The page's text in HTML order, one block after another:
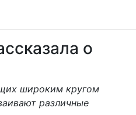
о
широким кругом
различные